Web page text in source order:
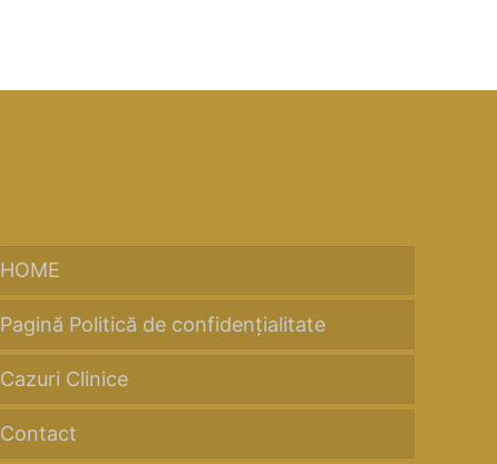
HOME
Pagină Politică de confidențialitate
Cazuri Clinice
Contact